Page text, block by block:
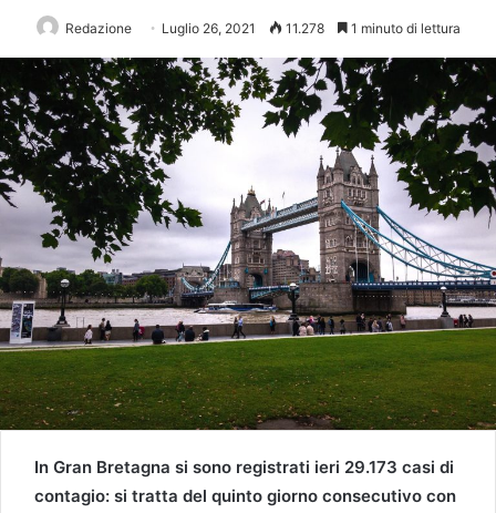
Redazione Luglio 26, 2021 11.278 1 minuto di lettura
In Gran Bretagna si sono registrati ieri 29.173 casi di
contagio: si tratta del quinto giorno consecutivo con